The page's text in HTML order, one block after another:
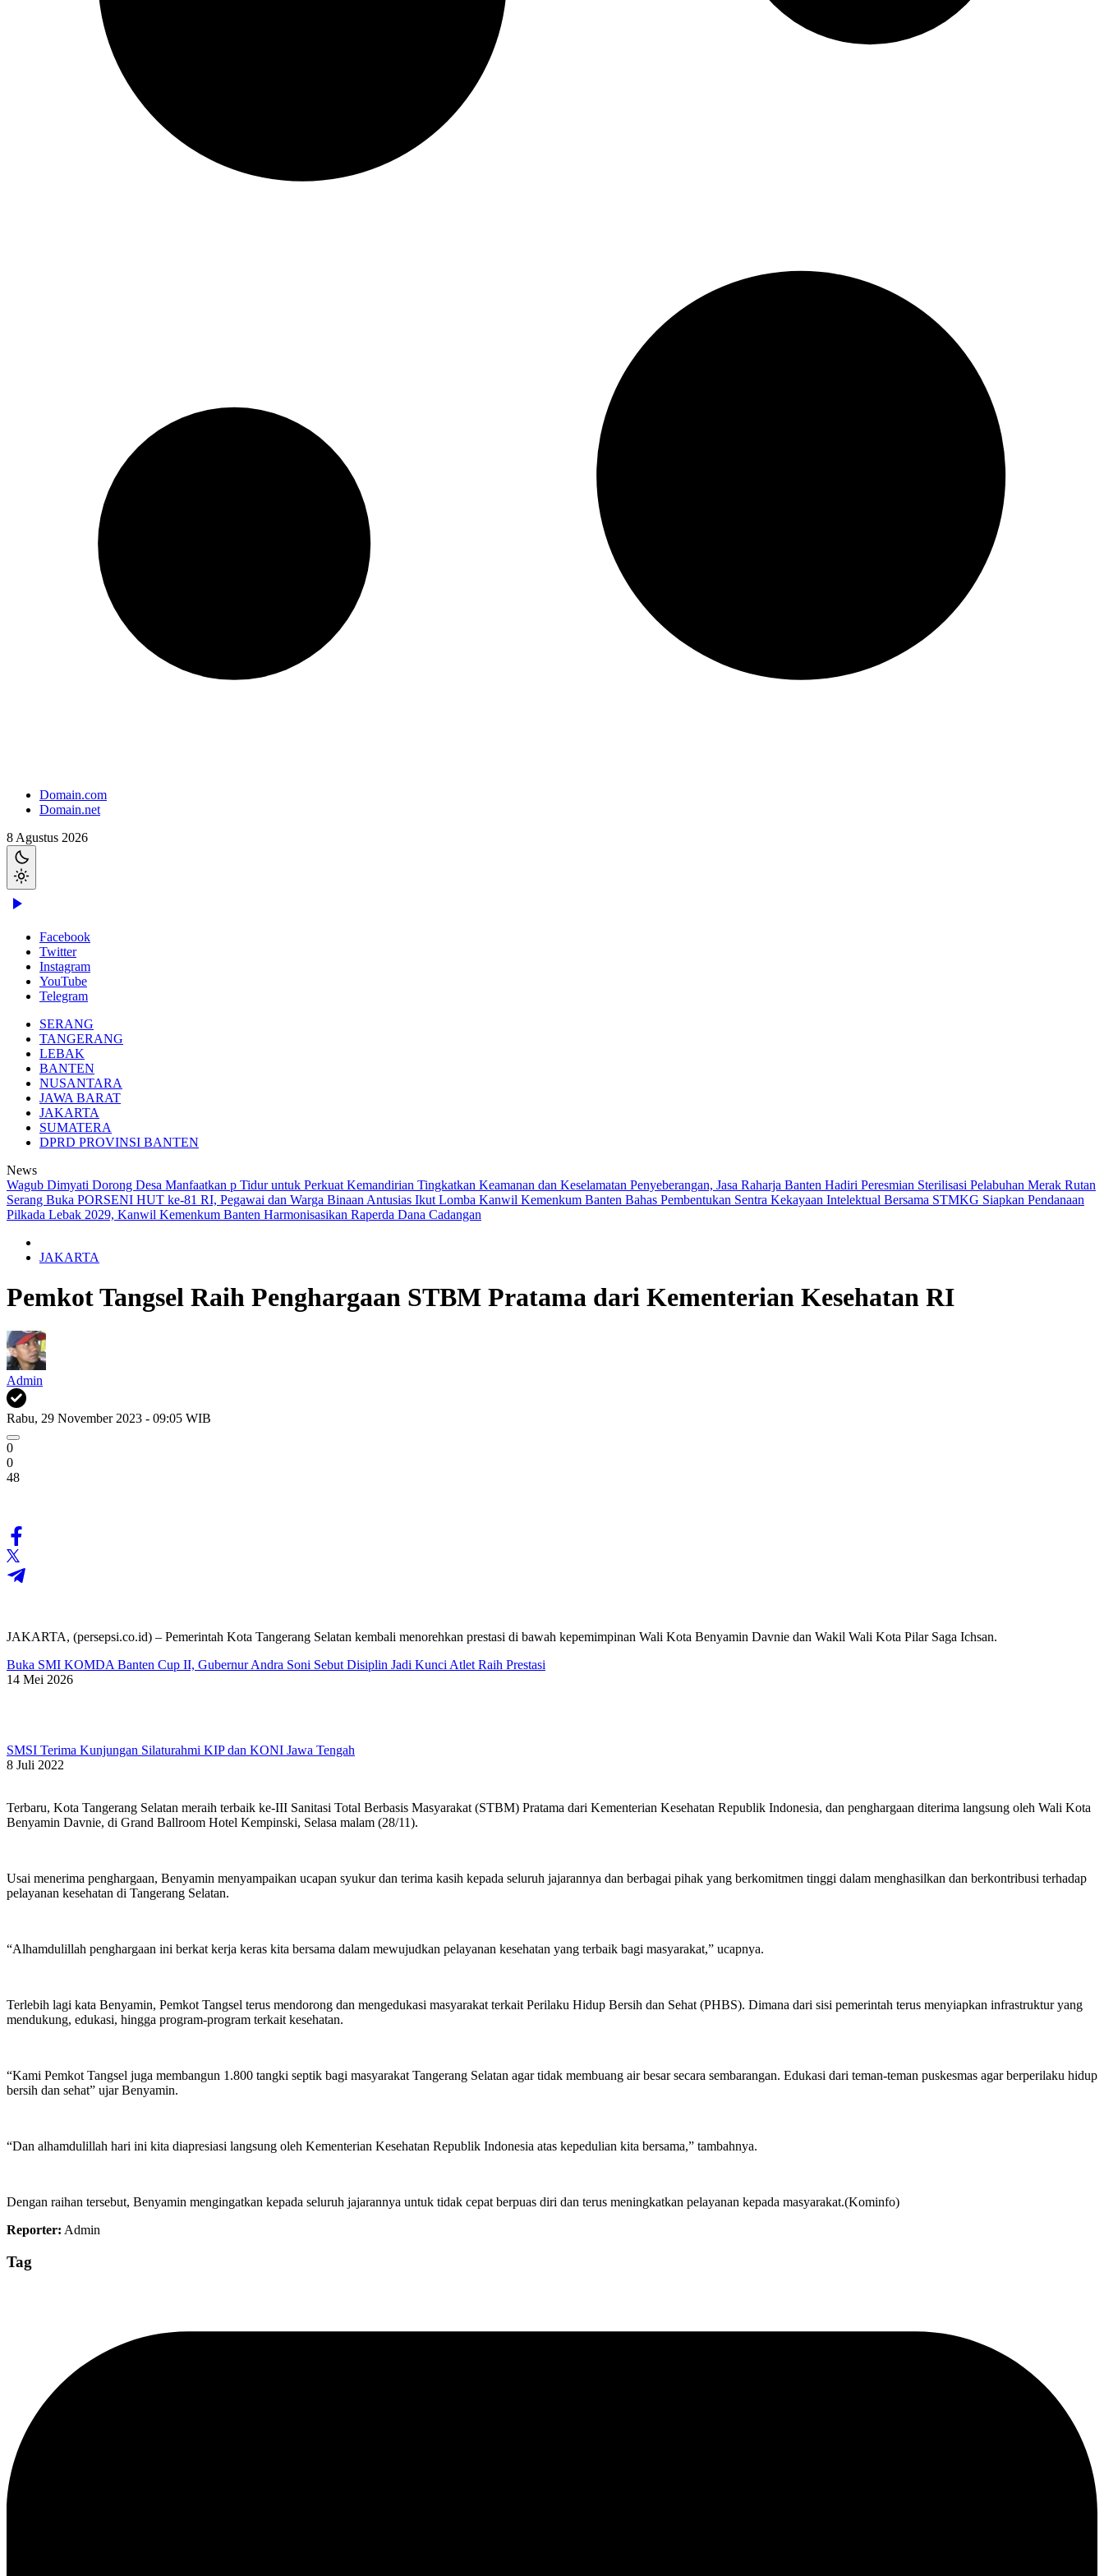
Domain.com
Domain.net
8 Agustus 2026
Facebook
Twitter
Instagram
YouTube
Telegram
SERANG
TANGERANG
LEBAK
BANTEN
NUSANTARA
JAWA BARAT
JAKARTA
SUMATERA
DPRD PROVINSI BANTEN
News
Wagub Dimyati Dorong Desa Manfaatkan p Tidur untuk Perkuat Kemandirian Tingkatkan Keamanan dan Keselamatan Penyeberangan, Jasa Raharja Banten Hadiri Peresmian Sterilisasi Pelabuhan Merak Rutan
Serang Buka PORSENI HUT ke-81 RI, Pegawai dan Warga Binaan Antusias Ikut Lomba Kanwil Kemenkum Banten Bahas Pembentukan Sentra Kekayaan Intelektual Bersama STMKG Siapkan Pendanaan
Pilkada Lebak 2029, Kanwil Kemenkum Banten Harmonisasikan Raperda Dana Cadangan
JAKARTA
Pemkot Tangsel Raih Penghargaan STBM Pratama dari Kementerian Kesehatan RI
Admin
Rabu, 29 November 2023 - 09:05 WIB
0
0
48
JAKARTA, (persepsi.co.id) – Pemerintah Kota Tangerang Selatan kembali menorehkan prestasi di bawah kepemimpinan Wali Kota Benyamin Davnie dan Wakil Wali Kota Pilar Saga Ichsan.
Buka SMI KOMDA Banten Cup II, Gubernur Andra Soni Sebut Disiplin Jadi Kunci Atlet Raih Prestasi
14 Mei 2026
SMSI Terima Kunjungan Silaturahmi KIP dan KONI Jawa Tengah
8 Juli 2022
Terbaru, Kota Tangerang Selatan meraih terbaik ke-III Sanitasi Total Berbasis Masyarakat (STBM) Pratama dari Kementerian Kesehatan Republik Indonesia, dan penghargaan diterima langsung oleh Wali Kota
Benyamin Davnie, di Grand Ballroom Hotel Kempinski, Selasa malam (28/11).
Usai menerima penghargaan, Benyamin menyampaikan ucapan syukur dan terima kasih kepada seluruh jajarannya dan berbagai pihak yang berkomitmen tinggi dalam menghasilkan dan berkontribusi terhadap
pelayanan kesehatan di Tangerang Selatan.
“Alhamdulillah penghargaan ini berkat kerja keras kita bersama dalam mewujudkan pelayanan kesehatan yang terbaik bagi masyarakat,” ucapnya.
Terlebih lagi kata Benyamin, Pemkot Tangsel terus mendorong dan mengedukasi masyarakat terkait Perilaku Hidup Bersih dan Sehat (PHBS). Dimana dari sisi pemerintah terus menyiapkan infrastruktur yang
mendukung, edukasi, hingga program-program terkait kesehatan.
“Kami Pemkot Tangsel juga membangun 1.800 tangki septik bagi masyarakat Tangerang Selatan agar tidak membuang air besar secara sembarangan. Edukasi dari teman-teman puskesmas agar berperilaku hidup
bersih dan sehat” ujar Benyamin.
“Dan alhamdulillah hari ini kita diapresiasi langsung oleh Kementerian Kesehatan Republik Indonesia atas kepedulian kita bersama,” tambahnya.
Dengan raihan tersebut, Benyamin mengingatkan kepada seluruh jajarannya untuk tidak cepat berpuas diri dan terus meningkatkan pelayanan kepada masyarakat.(Kominfo)
Reporter: Admin
Tag